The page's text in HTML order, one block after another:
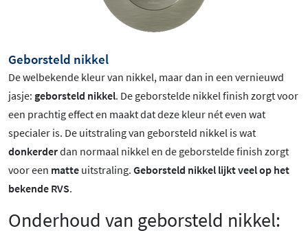
Geborsteld nikkel
De welbekende kleur van nikkel, maar dan in een vernieuwd
jasje: geborsteld nikkel. De geborstelde nikkel finish zorgt voor
een prachtig effect en maakt dat deze kleur nét even wat
specialer is. De uitstraling van geborsteld nikkel is wat
donkerderdan normaal nikkel en de geborstelde finish zorgt
voor een matte uitstraling. Geborsteld nikkel lijkt veel op het
bekende RVS.
Onderhoud van geborsteld nikkel: